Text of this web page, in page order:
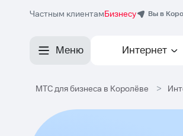
Частным клиентамБизнесу Вы в
Меню Интернет
МТС для бизнеса в Королёве >